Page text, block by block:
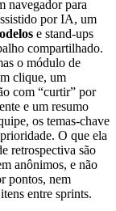
navegador para
por IA, um
e stand-ups
compartilhado.
o módulo de
clique, um
com “curtir” por
e um resumo
os temas-chave
O que ela
retrospectiva são
anônimos, e não
pontos, nem
entre sprints.